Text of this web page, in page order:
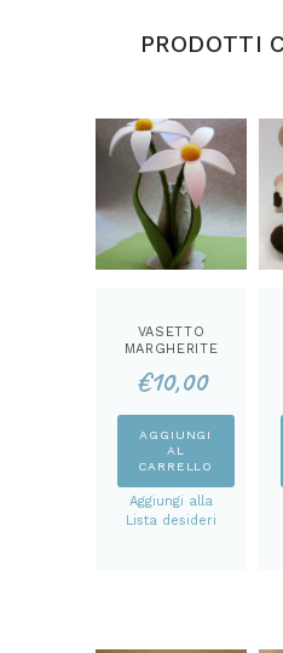
PRODOTTI
VASETTO
MARGHERITE
LO
€10,00
AGGIUNGI
AL
CARRELLO
Aggiungi alla
Lista desideri